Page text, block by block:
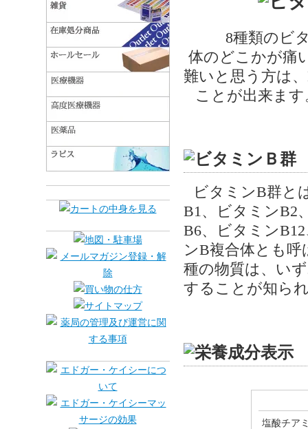
8種類のビ
体のどこかが痛
難いと思う方は
ことが出来ま
ビタミンB群と
B1、ビタミンB2
B6、ビタミン
ンB複合体とも
種の物質は、い
することが知ら
塩酸チア